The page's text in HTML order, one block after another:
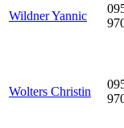
Wildner Yannic
Wolters Christin